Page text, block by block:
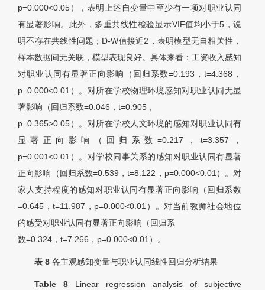
p=0.000<0.05），表明上述自变量中至少有一项对职业认同
有显著影响。此外，多重共线性检验显示VIF值均小于5，说
明不存在共线性问题；D-W值接近2，表明模型无自相关性，
样本数据间无关联，模型表现良好。具体来看：工资收入感知
对职业认同有显著正向影响（回归系数=0.193， t=4.368，
p=0.000<0.01）。对所在学校物理环境感知对职业认同无显
著影响（回归系数=0.046， t=0.905，
p=0.365>0.05）。对所在学校人文环境的感知对职业认同有
显著正向影响（回归系数=0.217， t=3.357，
p=0.001<0.01）。对学校同事关系的感知对职业认同有显著
正向影响（回归系数=0.539，t=8.122， p=0.000<0.01）。对
家人支持程度的感知对职业认同有显著正向影响（回归系数
=0.645，t=11.987， p=0.000<0.01）。对当前教师社会地位
的感受对职业认同有显著正向影响（回归系
数=0.324， t=7.266， p=0.000<0.01）。
表 8 各主观感知变量与职业认同线性回归分析结果
Table 8 Linear regression analysis of subjective